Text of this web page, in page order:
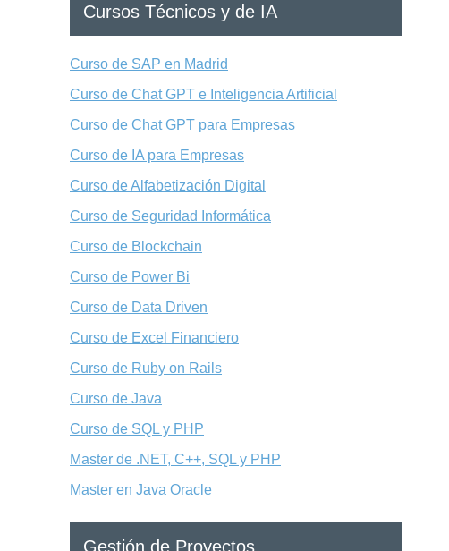
Cursos Técnicos y de IA
Curso de SAP en Madrid
Curso de Chat GPT e Inteligencia Artificial
Curso de Chat GPT para Empresas
Curso de IA para Empresas
Curso de Alfabetización Digital
Curso de Seguridad Informática
Curso de Blockchain
Curso de Power Bi
Curso de Data Driven
Curso de Excel Financiero
Curso de Ruby on Rails
Curso de Java
Curso de SQL y PHP
Master de .NET, C++, SQL y PHP
Master en Java Oracle
Gestión de Proyectos